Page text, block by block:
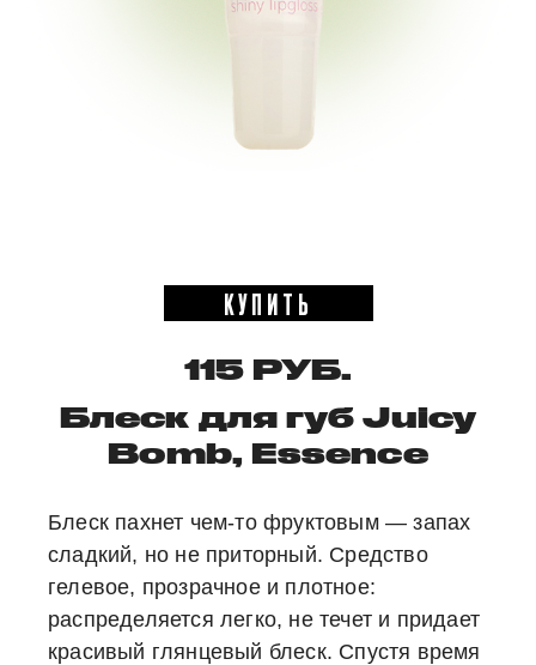
КУПИТЬ
115 РУБ.
Блеск для губ Juicy
Bomb, Essence
Блеск пахнет чем-то фруктовым — запах
сладкий, но не приторный. Средство
гелевое, прозрачное и плотное:
распределяется легко, не течет и придает
красивый глянцевый блеск. Спустя время